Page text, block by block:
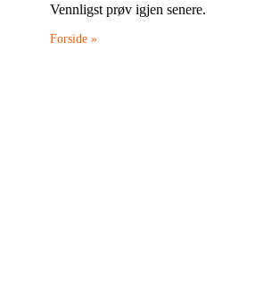
Vennligst prøv igjen senere.
Forside »